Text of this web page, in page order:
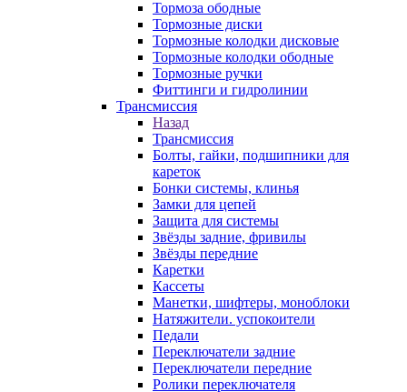
Тормоза ободные
Тормозные диски
Тормозные колодки дисковые
Тормозные колодки ободные
Тормозные ручки
Фиттинги и гидролинии
Трансмиссия
Назад
Трансмиссия
Болты, гайки, подшипники для
кареток
Бонки системы, клинья
Замки для цепей
Защита для системы
Звёзды задние, фривилы
Звёзды передние
Каретки
Кассеты
Манетки, шифтеры, моноблоки
Натяжители. успокоители
Педали
Переключатели задние
Переключатели передние
Ролики переключателя